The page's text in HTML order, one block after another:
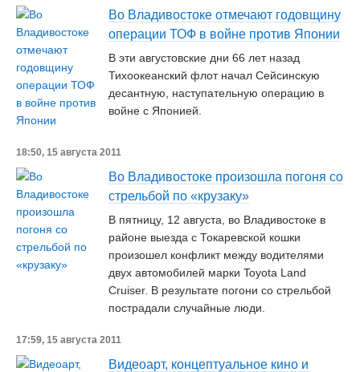
Во Владивостоке отмечают годовщину
операции ТОФ в войне против Японии
В эти августовские дни 66 лет назад
Тихоокеанский флот начал Сейсинскую
десантную, наступательную операцию в
войне с Японией.
18:50, 15 августа 2011
Во Владивостоке произошла погоня со
стрельбой по «крузаку»
В пятницу, 12 августа, во Владивостоке в
районе выезда с Токаревской кошки
произошел конфликт между водителями
двух автомобилей марки Toyota Land
Cruiser. В результате погони со стрельбой
пострадали случайные люди.
17:59, 15 августа 2011
Видеоарт, концептуальное кино и